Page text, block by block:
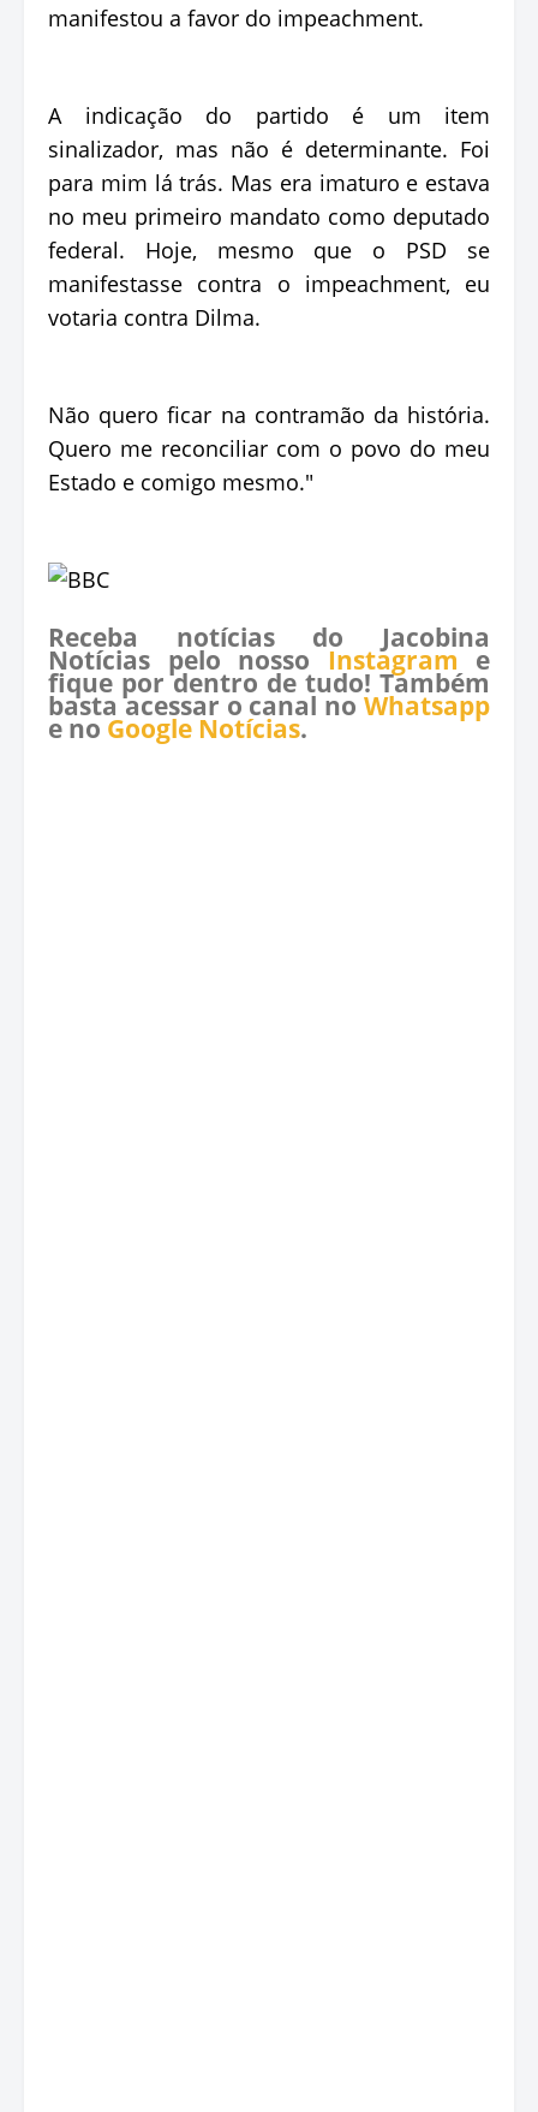
manifestou a favor do impeachment.
A indicação do partido é um item
sinalizador, mas não é determinante. Foi
para mim lá trás. Mas era imaturo e estava
no meu primeiro mandato como deputado
federal. Hoje, mesmo que o PSD se
manifestasse contra o impeachment, eu
votaria contra Dilma.
Não quero ficar na contramão da história.
Quero me reconciliar com o povo do meu
Estado e comigo mesmo."
Receba notícias do Jacobina
Notícias pelo nosso Instagram e
fique por dentro de tudo! Também
basta acessar o canal no Whatsapp
e no Google Notícias.